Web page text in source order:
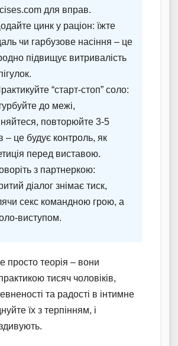
для вправ.
цинк у раціон: їжте
чи гарбузове насіння – це
підвищує витривалість
“старт-стоп” соло:
до межі,
повторюйте 3-5
– це будує контроль, як
перед виставою.
з партнеркою:
діалог знімає тиск,
секс командною грою, а
виступом.
просто теорія – вони
тисяч чоловіків,
та радості в інтимне
їх з терпінням, і